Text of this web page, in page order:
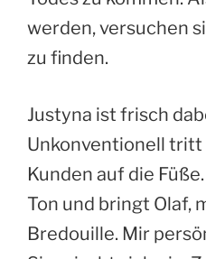
werden, versuchen
zu finden.
Justyna ist frisch
Unkonventionell tritt
Kunden auf die
Ton und bringt Olaf,
Bredouille. Mir